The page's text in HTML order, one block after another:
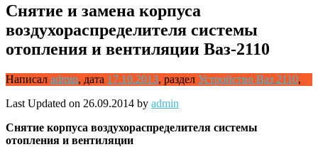
Снятие и замена корпуса
воздухораспределителя системы
отопления и вентиляции Ваз-2110
Написал admin, дата 17.10.2013, раздел Устройство Ваз 2110,
Last Updated on 26.09.2014 by admin
Снятие корпуса воздухораспределителя системы
отопления и вентиляции